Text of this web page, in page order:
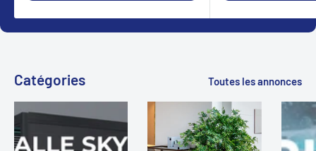
Catégories Toutes les annonces